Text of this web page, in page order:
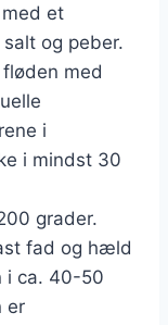
et
og peber.
med
i
i mindst 30
grader.
fad og hæld
i ca. 40-50
er